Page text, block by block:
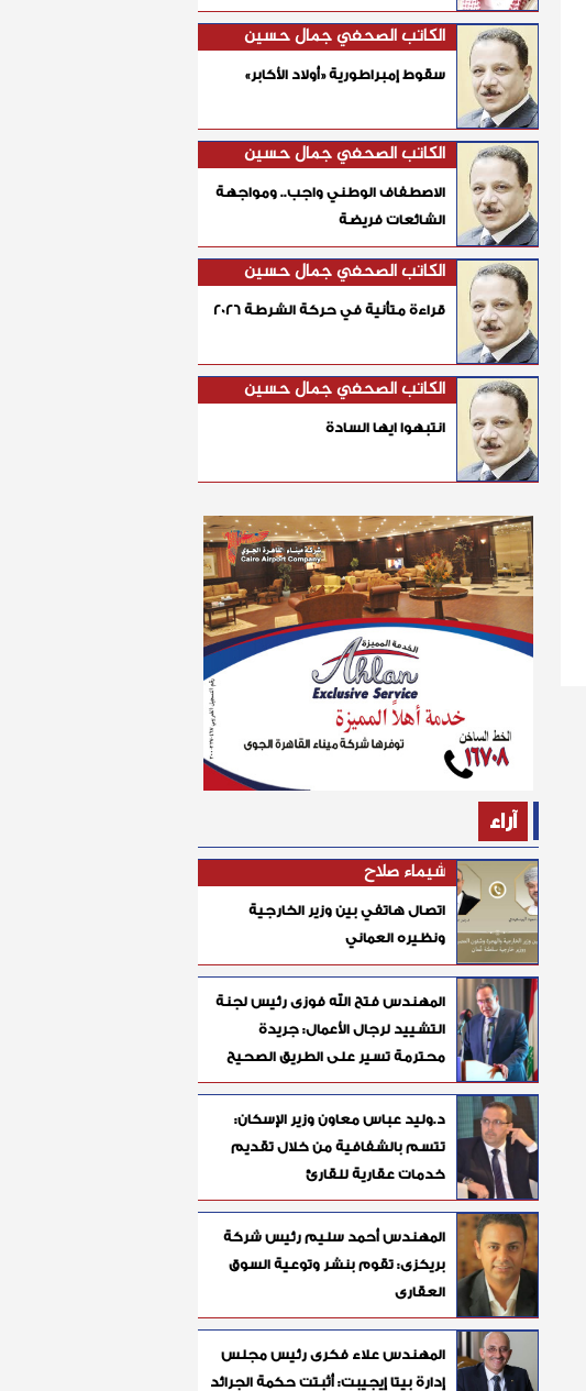
الكاتب الصحفي جمال حسين
سقوط إمبراطورية «أولاد الأكابر»
الكاتب الصحفي جمال حسين
الاصطفاف الوطني واجب.. ومواجهة
الشائعات فريضة
الكاتب الصحفي جمال حسين
قراءة متأنية في حركة الشرطة 2026
الكاتب الصحفي جمال حسين
انتبهوا ايها السادة
آراء
شيماء صلاح
اتصال هاتفي بين وزير الخارجية
ونظيره العماني
المهندس فتح الله فوزى رئيس لجنة
التشييد لرجال الأعمال: جريدة
محترمة تسير على الطريق الصحيح
د.وليد عباس معاون وزير الإسكان:
تتسم بالشفافية من خلال تقديم
خدمات عقارية للقارئ
المهندس أحمد سليم رئيس شركة
بريكزى: تقوم بنشر وتوعية السوق
العقارى
المهندس علاء فكرى رئيس مجلس
إدارة بيتا إيجيبت: أثبتت حكمة الجرائد